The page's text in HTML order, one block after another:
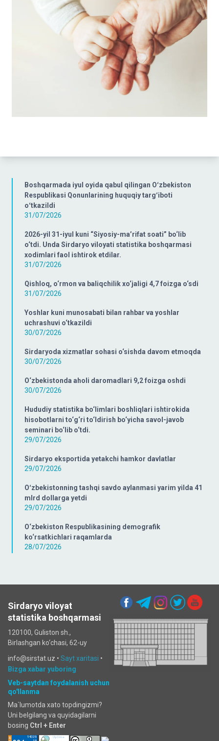
Boshqarmada iyul oyida qabul qilingan Oʻzbekiston
Respublikasi Qonunlarining huquqiy targʻiboti
oʻtkazildi
31/07/2026
2026-yil 31-iyul kuni “Siyosiy-ma’rifat soati” bo‘lib
o‘tdi. Unda Sirdaryo viloyati statistika boshqarmasi
xodimlari faol ishtirok etdilar.
31/07/2026
Qishloq, o‘rmon va baliqchilik xo‘jaligi 4,7 foizga o‘sdi
31/07/2026
Yoshlar kuni munosabati bilan rahbar va yoshlar
uchrashuvi o‘tkazildi
30/07/2026
Sirdaryoda xizmatlar sohasi o‘sishda davom etmoqda
30/07/2026
O‘zbekistonda aholi daromadlari 9,2 foizga oshdi
30/07/2026
Hududiy statistika bo‘limlari boshliqlari ishtirokida
hisobotlarni to‘g‘ri to‘ldirish bo‘yicha savol-javob
seminari bo‘lib o‘tdi.
29/07/2026
Sirdaryo eksportida yetakchi hamkor davlatlar
29/07/2026
Oʻzbekistonning tashqi savdo aylanmasi yarim yilda 41
mlrd dollarga yetdi
29/07/2026
O‘zbekiston Respublikasining demografik
ko‘rsatkichlari raqamlarda
28/07/2026
Sirdaryo viloyat
statistika boshqarmasi
120100, Guliston sh.,
Birlashgan ko‘chаsi, 62-uy
info@sirstat.uz • Sayt xaritasi •
Bizga xabar yuboring
Veb-saytdan foydalanish uchun
qo'llanma
Ma`lumotda xato topdingizmi?
Uni belgilang va quyidagilarni
bosing Ctrl + Enter